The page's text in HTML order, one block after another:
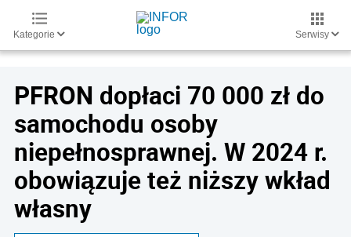
Kategorie Serwisy
PFRON dopłaci 70 000 zł do
samochodu osoby
niepełnosprawnej. W 2024 r.
obowiązuje też niższy wkład
własny